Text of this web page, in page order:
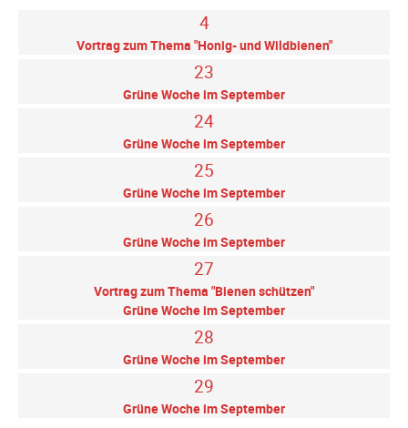
4
Vortrag zum Thema "Honig- und Wildbienen"
23
Grüne Woche im September
24
Grüne Woche im September
25
Grüne Woche im September
26
Grüne Woche im September
27
Vortrag zum Thema "Bienen schützen"
Grüne Woche im September
28
Grüne Woche im September
29
Grüne Woche im September